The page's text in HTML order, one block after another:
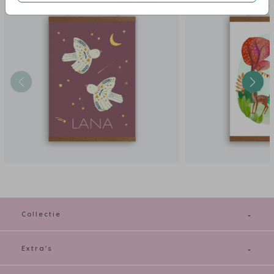
om de kinderkamer op te fleuren of geef als kraamcadeau.
De poster wordt op een andere locatie gedrukt als eventuele
geboortekaartjes. De posters hebben een levertijd van 3 tot 4 werkdagen
en €3,95 verzendkosten. Folie is niet mogelijk bij dit materiaal.
Bestel gelijk jouw persoonlijke geboorteposter met houten latjes
voor de
babykamer.
Collectie
Extra's